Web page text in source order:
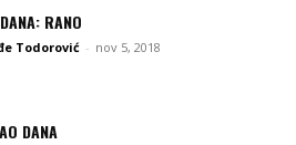
RANO
Todorović - nov 5, 2018
DANA